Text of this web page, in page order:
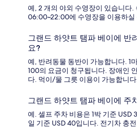
예, 2 개의 야외 수영장이 있습니다.
06:00~22:00에 수영장을 이용하실
그랜드 하얏트 탬파 베이에 반
요?
예, 반려동물 동반이 가능합니다. 1
100의 요금이 청구됩니다. 장애인
다. 먹이/물 그릇 이용이 가능합니
그랜드 하얏트 탬파 베이에 주
예. 셀프 주차 비용은 1박 기준 USD
일 기준 USD 40입니다. 전기차 충